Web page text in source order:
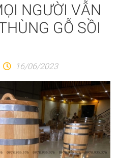
NGƯỜI VẪN
GỖ SỒI
16/06/2023